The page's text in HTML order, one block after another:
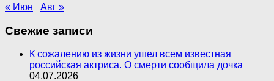
« Июн
Авг »
Свежие записи
К сожалению из жизни ушел всем известная
российская актриса. О смерти сообщила дочка
04.07.2026